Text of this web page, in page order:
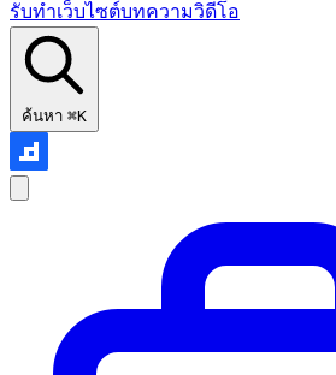
รับทำเว็บไซต์บทความวิดีโอ
ค้นหา ⌘K